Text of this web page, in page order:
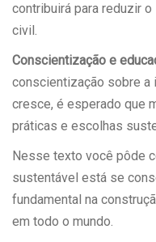
contribuirá para reduzir
civil.
Conscientização e
conscientização sobre a
cresce, é esperado que
práticas e escolhas
Nesse texto você pôde
sustentável está se
fundamental na
em todo o mundo.